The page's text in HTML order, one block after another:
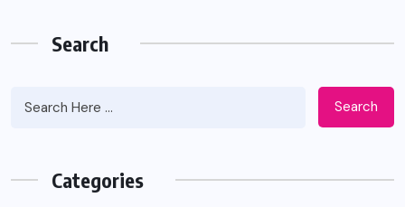
Search
Search
Categories